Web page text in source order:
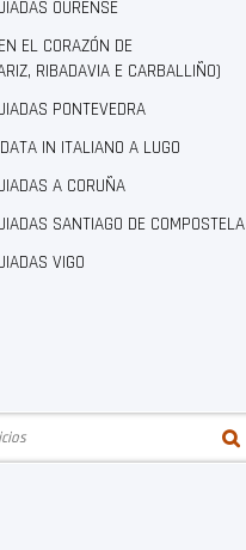
OURENSE
EL CORAZÓN DE
RIBADAVIA E CARBALLIÑO)
PONTEVEDRA
IN ITALIANO A LUGO
A CORUÑA
SANTIAGO DE COMPOSTELA
VIGO